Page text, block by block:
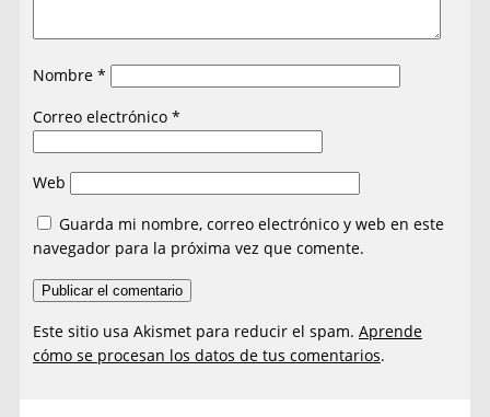
Nombre*
Correo electrónico*
Web
Guarda mi nombre, correo electrónico y web en este
navegador para la próxima vez que comente.
Este sitio usa Akismet para reducir el spam.Aprende
cómo se procesan los datos de tus comentarios.